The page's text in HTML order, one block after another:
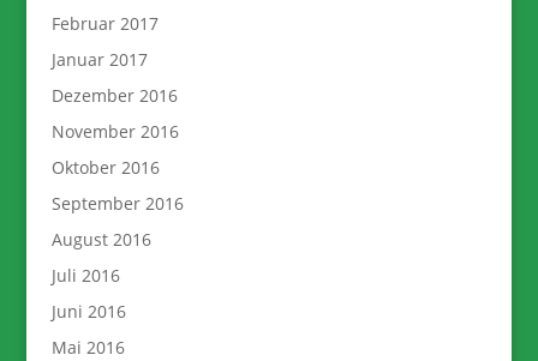
Februar 2017
Januar 2017
Dezember 2016
November 2016
Oktober 2016
September 2016
August 2016
Juli 2016
Juni 2016
Mai 2016